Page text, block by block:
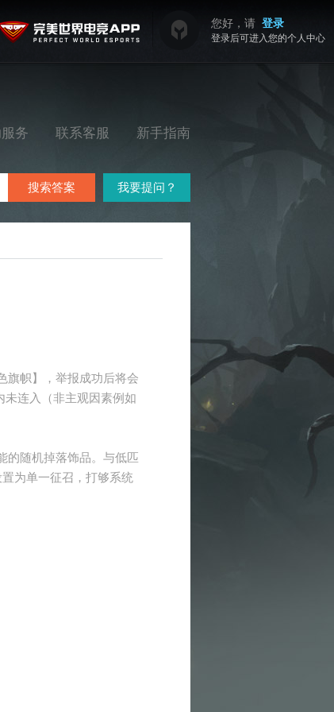
您好，请 登录
登录后可进入您的个人中心
务 联系客服 新手指南
搜索答案 我要提问？
旗帜】，举报成功后将会
未连入（非主观因素例如
的随机掉落饰品。与低匹
为单一征召，打够系统